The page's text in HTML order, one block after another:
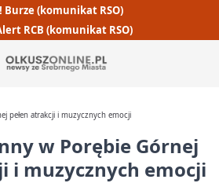
Burze (komunikat RSO)
RCB (komunikat RSO)
pełen atrakcji i muzycznych emocji
w Porębie Górnej
i muzycznych emocji